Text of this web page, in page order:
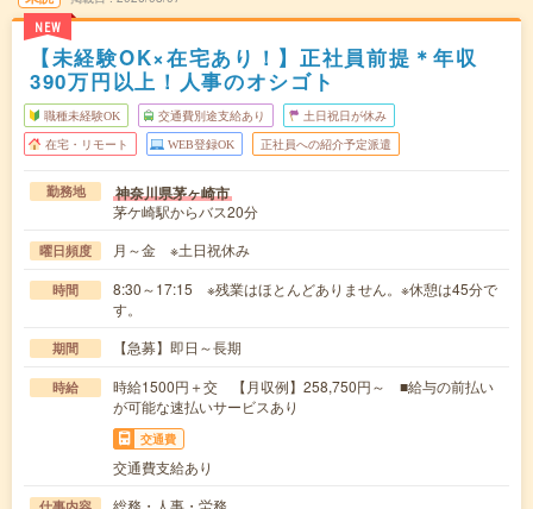
NEW
【未経験OK×在宅あり！】正社員前提＊年収
390万円以上！人事のオシゴト
職種未経験OK 交通費別途支給あり 土日祝日が休み
在宅・リモート WEB登録OK 正社員への紹介予定派遣
勤務地 神奈川県茅ヶ崎市
茅ケ崎駅からバス20分
曜日頻度 月～金 ※土日祝休み
時間
8:30～17:15 ※残業はほとんどありません。※休憩は45分で
す。
期間 【急募】即日～長期
時給
時給1500円＋交 【月収例】258,750円～ ■給与の前払い
が可能な速払いサービスあり
交通費
交通費支給あり
総務・人事・労務